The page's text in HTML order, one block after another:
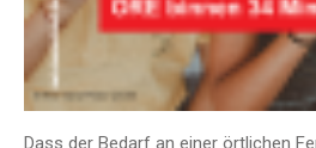
Dass der Bedarf an einer örtlichen